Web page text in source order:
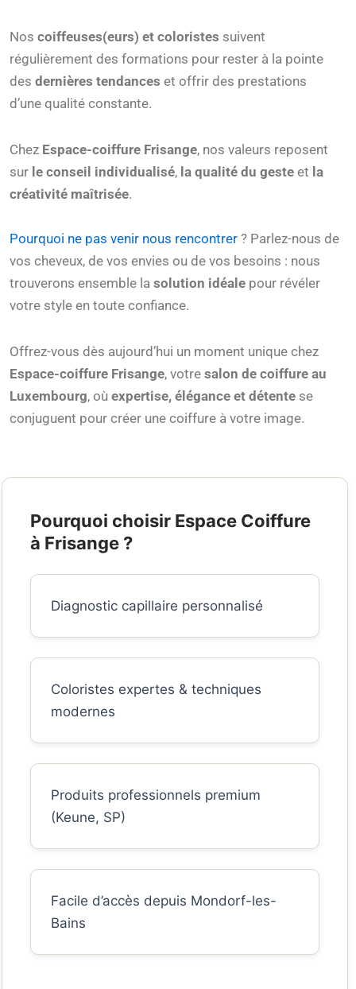
Nos coiffeuses(eurs) et coloristes suivent
régulièrement des formations pour rester à la pointe
des dernières tendances et offrir des prestations
d’une qualité constante.
Chez Espace-coiffure Frisange, nos valeurs reposent
sur le conseil individualisé, la qualité du geste et la
créativité maîtrisée.
Pourquoi ne pas venir nous rencontrer ? Parlez-nous de
vos cheveux, de vos envies ou de vos besoins : nous
trouverons ensemble la solution idéale pour révéler
votre style en toute confiance.
Offrez-vous dès aujourd’hui un moment unique chez
Espace-coiffure Frisange, votre salon de coiffure au
Luxembourg, où expertise, élégance et détente se
conjuguent pour créer une coiffure à votre image.
Pourquoi choisir Espace Coiffure
à Frisange ?
Diagnostic capillaire personnalisé
Coloristes expertes & techniques
modernes
Produits professionnels premium
(Keune, SP)
Facile d’accès depuis Mondorf-les-
Bains